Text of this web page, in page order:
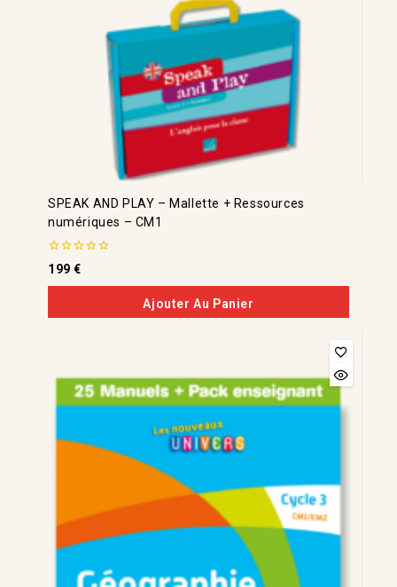
SPEAK AND PLAY – Mallette + Ressources
numériques – CM1
0
de
5
199€
Ajouter Au Panier